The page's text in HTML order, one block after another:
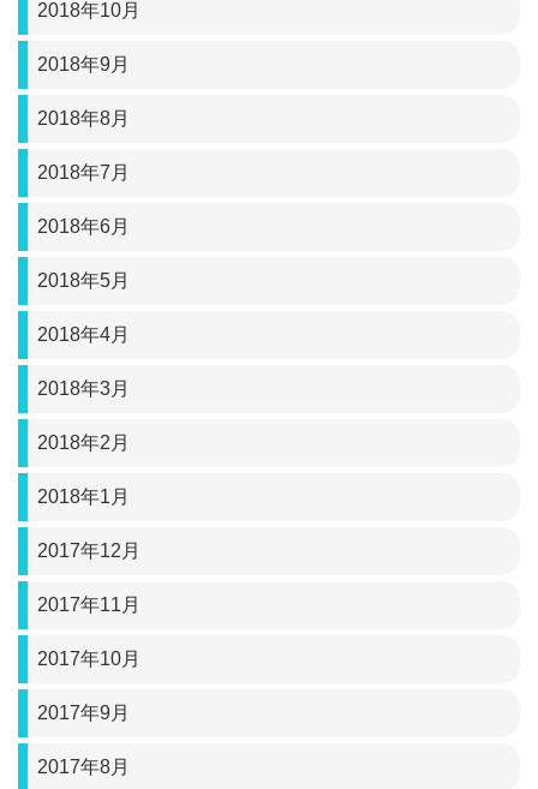
2018年10月
2018年9月
2018年8月
2018年7月
2018年6月
2018年5月
2018年4月
2018年3月
2018年2月
2018年1月
2017年12月
2017年11月
2017年10月
2017年9月
2017年8月